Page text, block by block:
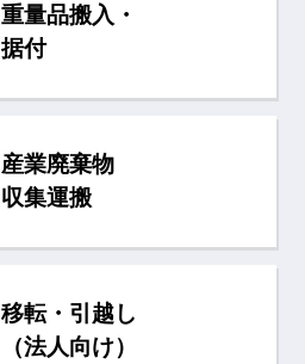
重量品搬入・
据付
産業廃棄物
収集運搬
移転・引越し
（法人向け）